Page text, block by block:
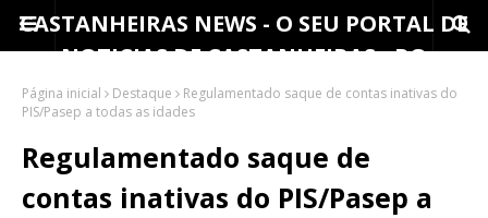
CASTANHEIRAS NEWS - O SEU PORTAL DE
NOTICIAS DE CASTANHEIRAS - RO
Página inicial Destaque
Regulamentado saque de contas inativas do
PIS/Pasep a todas as idades
Regulamentado saque de
contas inativas do PIS/Pasep a